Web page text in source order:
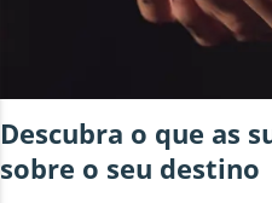
Descubra o que as
sobre o seu destino